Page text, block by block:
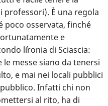
professori). È una regola
poco osservata, finché
e
l´ironia di Sciascia:
messe siano da tenersi
e mai nei locali pubblici
Infatti chi non
al rito, ha di